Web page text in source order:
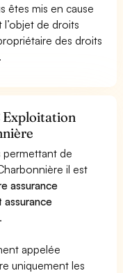
êtes mis en cause
l’objet de droits
des droits
Exploitation
permettant de
il est
assurance
.
appelée
uniquement les